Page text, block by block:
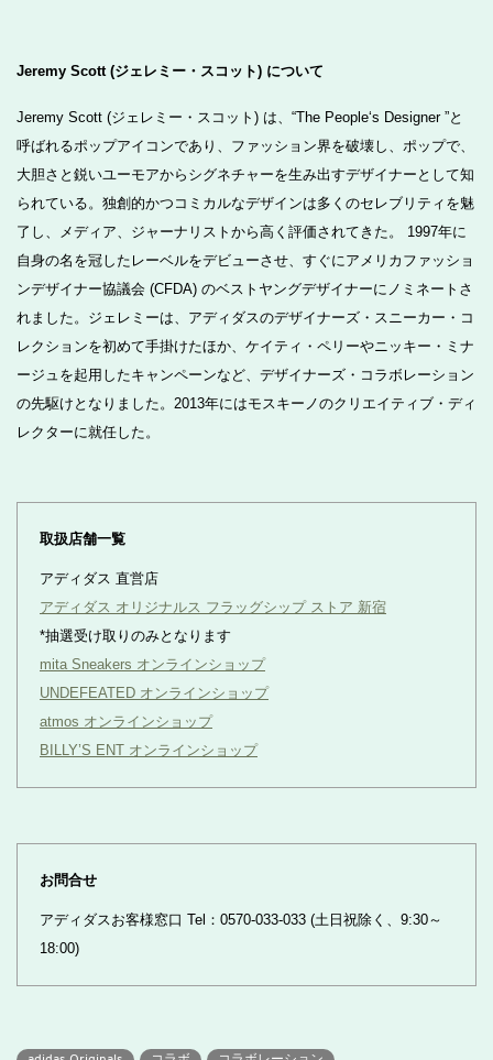
Jeremy Scott (ジェレミー・スコット) について
Jeremy Scott (ジェレミー・スコット) は、“The People‘s Designer ”と
呼ばれるポップアイコンであり、ファッション界を破壊し、ポップで、
大胆さと鋭いユーモアからシグネチャーを生み出すデザイナーとして知
られている。独創的かつコミカルなデザインは多くのセレブリティを魅
了し、メディア、ジャーナリストから高く評価されてきた。 1997年に
自身の名を冠したレーベルをデビューさせ、すぐにアメリカファッショ
ンデザイナー協議会 (CFDA) のベストヤングデザイナーにノミネートさ
れました。ジェレミーは、アディダスのデザイナーズ・スニーカー・コ
レクションを初めて手掛けたほか、ケイティ・ペリーやニッキー・ミナ
ージュを起用したキャンペーンなど、デザイナーズ・コラボレーション
の先駆けとなりました。2013年にはモスキーノのクリエイティブ・ディ
レクターに就任した。
取扱店舗一覧
アディダス 直営店
アディダス オリジナルス フラッグシップ ストア 新宿
*抽選受け取りのみとなります
mita Sneakers オンラインショップ
UNDEFEATED オンラインショップ
atmos オンラインショップ
BILLY’S ENT オンラインショップ
お問合せ
アディダスお客様窓口 Tel：0570-033-033 (土日祝除く、9:30～
18:00)